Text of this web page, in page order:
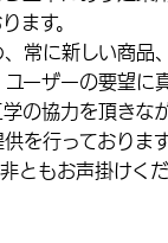
ます。
常に新しい商
ーザーの要望に
の協力を頂き
を行っておりま
ともお声掛けく